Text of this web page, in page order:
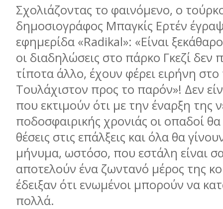
Σχολιάζοντας το φαινόμενο, ο
δημοσιογράφος Μπαγκίς Ερτέν
εφημερίδα «Radikal»: «Είναι
οι διαδηλώσεις στο πάρκο Γκεζί δεν
τίποτα άλλο, έχουν φέρει ειρήνη
Τουλάχιστον προς το παρόν»! Δεν
που εκτιμούν ότι με την έναρξη της
ποδοσφαιρικής χρονιάς οι οπαδοί
θέσεις στις επάλξεις και όλα θα
μήνυμα, ωστόσο, που εστάλη είναι
αποτελούν ένα ζωντανό μέρος της
έδειξαν ότι ενωμένοι μπορούν να
πολλά.